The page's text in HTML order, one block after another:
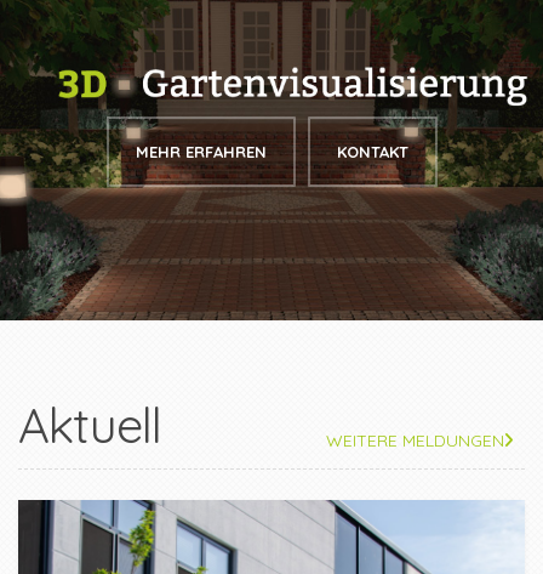
MEHR ERFAHREN KONTAKT
Aktuell WEITERE MELDUNGEN